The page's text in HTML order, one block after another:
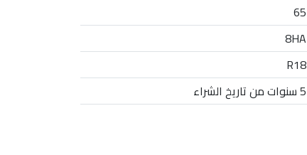
65
8HA
R18
5 سنوات من تاريخ الشراء